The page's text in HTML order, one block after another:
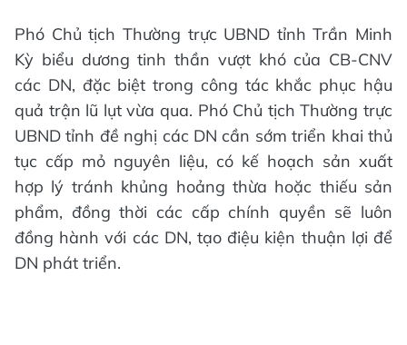
Phó Chủ tịch Thường trực UBND tỉnh Trần Minh
Kỳ biểu dương tinh thần vượt khó của CB-CNV
các DN, đặc biệt trong công tác khắc phục hậu
quả trận lũ lụt vừa qua. Phó Chủ tịch Thường trực
UBND tỉnh đề nghị các DN cần sớm triển khai thủ
tục cấp mỏ nguyên liệu, có kế hoạch sản xuất
hợp lý tránh khủng hoảng thừa hoặc thiếu sản
phẩm, đồng thời các cấp chính quyền sẽ luôn
đồng hành với các DN, tạo điệu kiện thuận lợi để
DN phát triển.